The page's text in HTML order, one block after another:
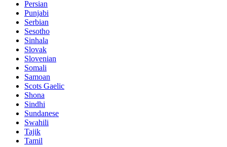
Persian
Punjabi
Serbian
Sesotho
Sinhala
Slovak
Slovenian
Somali
Samoan
Scots Gaelic
Shona
Sindhi
Sundanese
Swahili
Tajik
Tamil